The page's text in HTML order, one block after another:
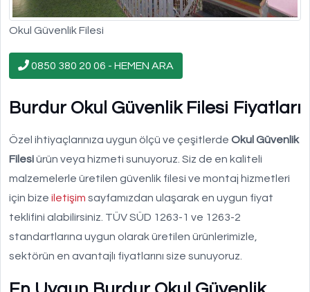
Okul Güvenlik Filesi
0850 380 20 06 - HEMEN ARA
Burdur Okul Güvenlik Filesi Fiyatları
Özel ihtiyaçlarınıza uygun ölçü ve çeşitlerde Okul Güvenlik
Filesiürün veya hizmeti sunuyoruz. Siz de en kaliteli
malzemelerle üretilen güvenlik filesi ve montaj hizmetleri
için bize iletişim sayfamızdan ulaşarak en uygun fiyat
teklifini alabilirsiniz. TÜV SÜD 1263-1 ve 1263-2
standartlarına uygun olarak üretilen ürünlerimizle,
sektörün en avantajlı fiyatlarını size sunuyoruz.